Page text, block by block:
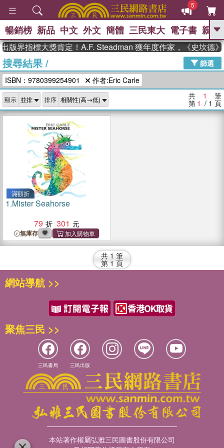
5
GO
The Odyssey 、
父親節 、 如果歷史是一群喵 、 暑期
推薦 、 國際布克獎 臺灣漫遊錄
念華 、 台灣的李登輝時代 、 數學女
孩：黎曼猜想
偉大的迷走神經
暢銷榜 新品 中文 外文 簡體 三民東大 電子書 親子
版界指標大獎肯定！A.F. Steadman 獲年度作家，《史坎德
搜尋結果/
篩選
ISBN：9780399254901
作者:Eric Carle
顯示 排序 共 1 筆
第 1 / 1 頁
滿額折
1.Mister Seahorse
79
301
無庫存
共 1 筆
第 1 頁
網站導航 >>
聚焦三民 >>
三民書局 三民出版
本站著作權屬弘雅三民圖書股份有限公司